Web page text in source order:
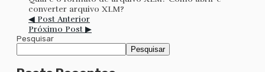
converter arquivo XLM?
◀ Post Anterior
Próximo Post ▶
Pesquisar
Pesquisar